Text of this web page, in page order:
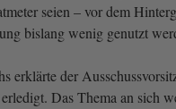
seien – vor dem
bislang wenig genutzt
erklärte der
Das Thema an sich